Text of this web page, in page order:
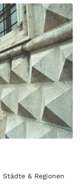
Städte & Regionen